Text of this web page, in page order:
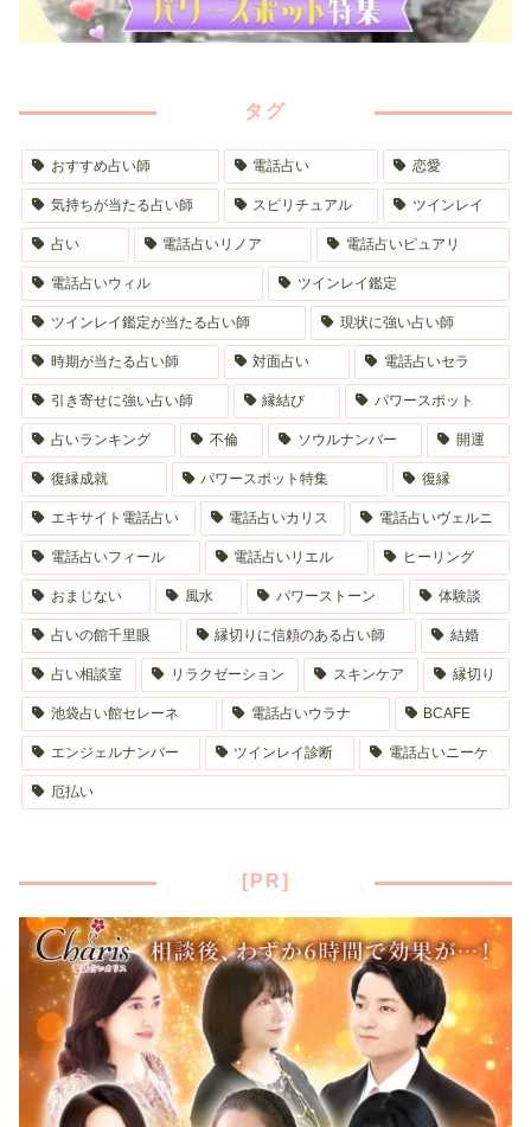
タグ
おすすめ占い師 電話占い 恋愛
気持ちが当たる占い師 スピリチュアル ツインレイ
占い 電話占いリノア 電話占いピュアリ
電話占いウィル ツインレイ鑑定
ツインレイ鑑定が当たる占い師 現状に強い占い師
時期が当たる占い師 対面占い 電話占いセラ
引き寄せに強い占い師 縁結び パワースポット
占いランキング 不倫 ソウルナンバー 開運
復縁成就 パワースポット特集 復縁
エキサイト電話占い 電話占いカリス 電話占いヴェルニ
電話占いフィール 電話占いリエル ヒーリング
おまじない 風水 パワーストーン 体験談
占いの館千里眼 縁切りに信頼のある占い師 結婚
占い相談室 リラクゼーション スキンケア 縁切り
池袋占い館セレーネ 電話占いウラナ BCAFE
エンジェルナンバー ツインレイ診断 電話占いニーケ
厄払い
[PR]